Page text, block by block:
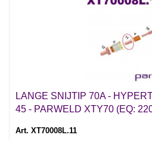
LANGE SNIJTIP 70A -
45 - PARWELD XTY70 (EQ:
Art. XT70008L.11